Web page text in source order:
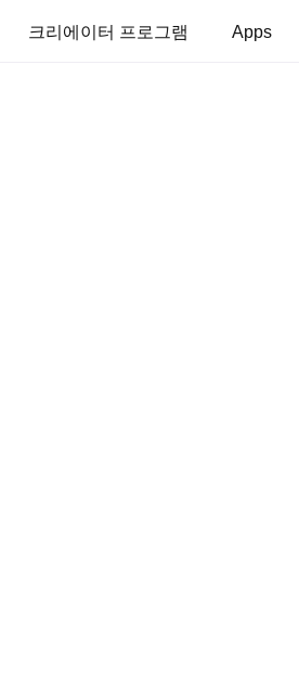
크리에이터 프로그램 Apps